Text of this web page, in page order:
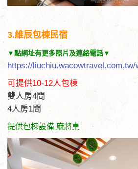
3.維辰包棟民宿
▼點網址有更多照片及連絡電話▼
https://liuchiu.wacowtravel.com.tw/
可提供10-12人包棟
雙人房4間
4人房1間
提供包棟設備 麻將桌